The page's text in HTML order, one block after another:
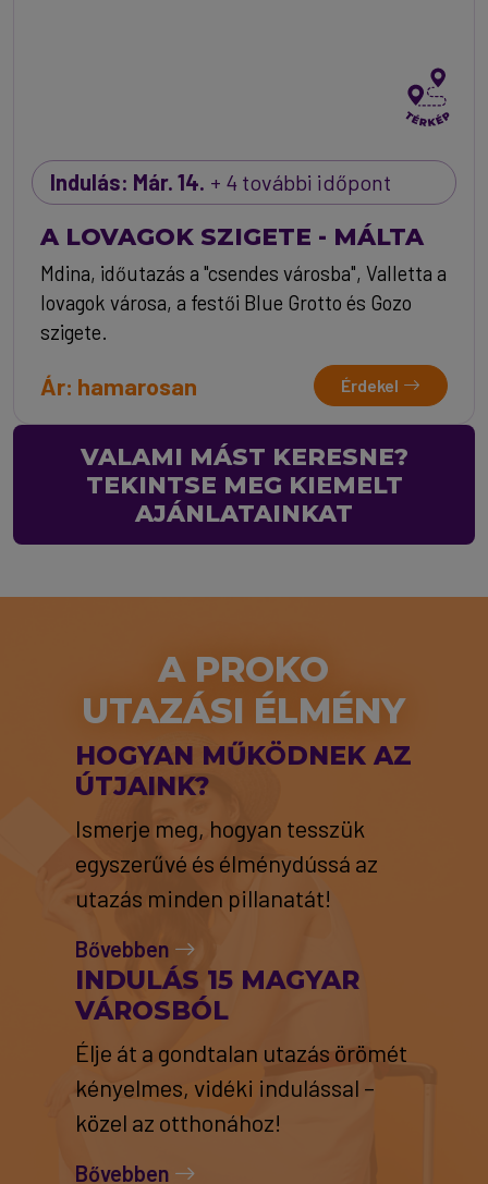
Indulás: Már. 14. + 4 további időpont
A LOVAGOK SZIGETE - MÁLTA
Mdina, időutazás a "csendes városba", Valletta a
lovagok városa, a festői Blue Grotto és Gozo
szigete.
Ár: hamarosan Érdekel
VALAMI MÁST KERESNE?
TEKINTSE MEG KIEMELT
AJÁNLATAINKAT
A PROKO
UTAZÁSI ÉLMÉNY
HOGYAN MŰKÖDNEK AZ
ÚTJAINK?
Ismerje meg, hogyan tesszük
egyszerűvé és élménydússá az
utazás minden pillanatát!
Bővebben
INDULÁS 15 MAGYAR
VÁROSBÓL
Élje át a gondtalan utazás örömét
kényelmes, vidéki indulással –
közel az otthonához!
Bővebben